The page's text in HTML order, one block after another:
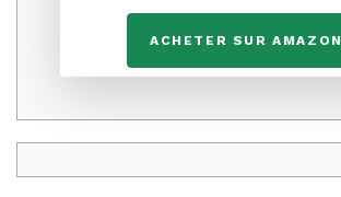
ACHETER SUR AMAZON